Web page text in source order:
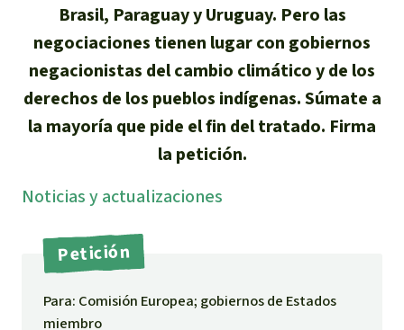
Minería
Agrotoxicos
Aceite de palma
REDD
Landgrabbing
Brasil, Paraguay y Uruguay. Pero las
negociaciones tienen lugar con gobiernos
negacionistas del cambio climático y de los
derechos de los pueblos indígenas. Súmate a
la mayoría que pide el fin del tratado. Firma
la petición.
Noti­cias y actuali­zaciones
Petición
Para: Comisión Europea; gobiernos de Estados
miembro